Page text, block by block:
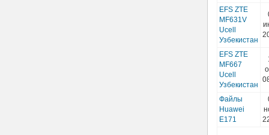
EFS ZTE
MF631V
Ucell
Узбекистан
EFS ZTE
MF667
Ucell
Узбекистан
Файлы
Huawei
E171